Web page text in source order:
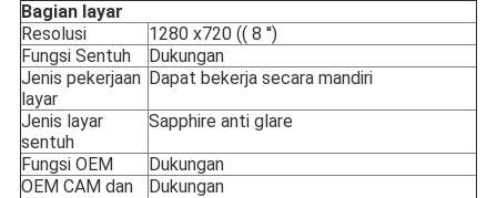
Bagian layar
Resolusi
1280 x720 (( 8 ′′)
Fungsi Sentuh
Dukungan
Jenis pekerjaan
layar
Dapat bekerja secara mandiri
Jenis layar
sentuh
Sapphire anti glare
Fungsi OEM
Dukungan
OEM CAM dan
Dukungan